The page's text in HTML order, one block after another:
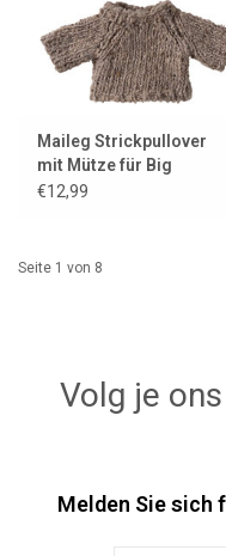
Maileg Strickpullover
mit Mütze für Big
Brother Maus
€12,99
Seite 1 von 8
Volg je
Melden Sie sich